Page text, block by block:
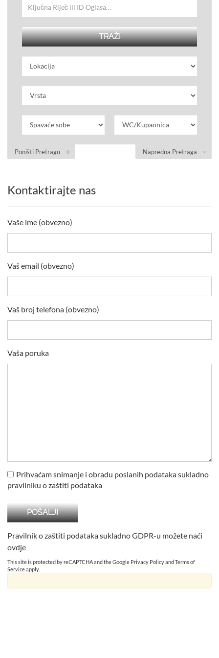
Napredna Pretraga
Poništi Pretragu
Kontaktirajte nas
Vaše ime (obvezno)
Vaš email (obvezno)
Vaš broj telefona (obvezno)
Vaša poruka
Prihvaćam snimanje i obradu poslanih podataka sukladno
pravilniku o zaštiti podataka
Pravilnik o zaštiti podataka sukladno GDPR-u možete naći
ovdje
This site is protected by reCAPTCHA and the Google Privacy PolicyandTerms of
Serviceapply.